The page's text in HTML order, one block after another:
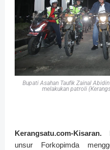
Bupati Asahan Taufik Zainal
melakukan patroli
Kerangsatu.com-Kisaran.
unsur Forkopimda